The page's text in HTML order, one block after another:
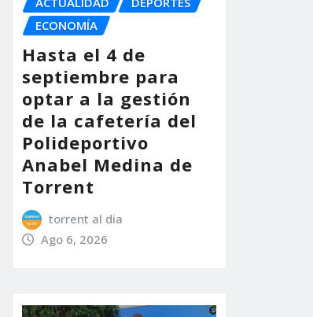
ECONOMÍA
Hasta el 4 de
septiembre para
optar a la gestión
de la cafetería del
Polideportivo
Anabel Medina de
Torrent
torrent al dia
Ago 6, 2026